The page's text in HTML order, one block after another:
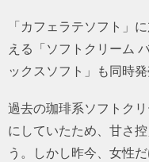
「カフェラテソフト」
える「ソフトクリーム
ックスソフト」も同時発
過去の珈琲系ソフトク
にしていたため、甘さ
う。しかし昨今、女性